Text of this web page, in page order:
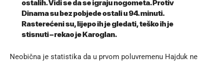
ostalih. Vidi se da se igraju nogometa. Protiv
Dinama su bez pobjede ostali u 94. minuti.
Rasterećeni su, lijepo ih je gledati, teško ih je
stisnuti – rekao je Karoglan.
Neobična je statistika da u prvom poluvremenu Hajduk ne